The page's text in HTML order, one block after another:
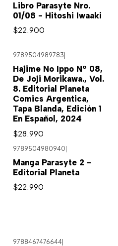
Libro Parasyte Nro.
01/08 - Hitoshi Iwaaki
$22.900
9789504989783
Hajime No Ippo Nº 08,
De Joji Morikawa., Vol.
8. Editorial Planeta
Comics Argentica,
Tapa Blanda, Edición 1
En Español, 2024
$28.990
9789504980940|
Manga Parasyte 2 -
Editorial Planeta
$22.990
9788467476644